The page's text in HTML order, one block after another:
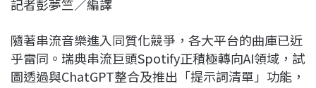
c
b
o
o
n
r
a
d
s
e
d
I
L
i
n
記者彭夢竺／編譯
隨著串流音樂進入同質化競爭，各大平台的曲庫已近
乎雷同。瑞典串流巨頭Spotify正積極轉向AI領域，試
圖透過與ChatGPT整合及推出「提示詞清單」功能，